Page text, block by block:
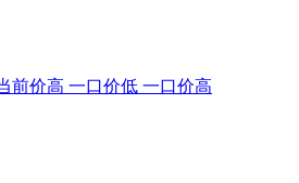
前价高 一口价低 一口价高